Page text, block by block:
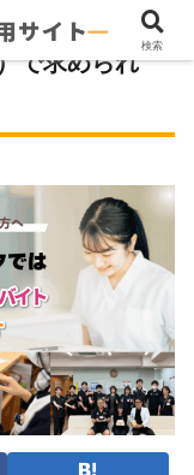
で求められ
検索